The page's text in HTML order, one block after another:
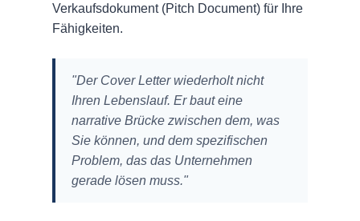
Verkaufsdokument (Pitch Document) für Ihre
Fähigkeiten.
"Der Cover Letter wiederholt nicht
Ihren Lebenslauf. Er baut eine
narrative Brücke zwischen dem, was
Sie können, und dem spezifischen
Problem, das das Unternehmen
gerade lösen muss."